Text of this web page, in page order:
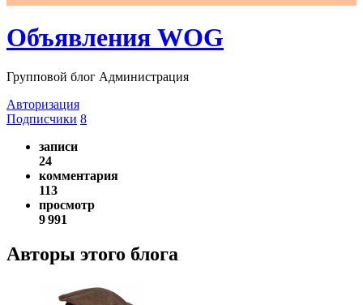
Объявления WOG
Групповой блог Администрация
Авторизация
Подписчики 8
записи
24
комментария
113
просмотр
9 991
Авторы этого блога